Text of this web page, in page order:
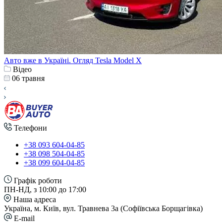
Авто вже в Україні. Огляд Tesla Model X
Відео
06 травня
Телефони
+38 093 604-04-85
+38 098 504-04-85
+38 099 604-04-85
Графік роботи
ПН-НД, з 10:00 до 17:00
Наша адреса
Україна, м. Київ, вул. Травнева 3а (Софіївська Борщагівка)
E-mail